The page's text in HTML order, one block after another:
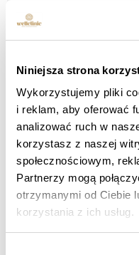
Niniejsza strona
Wykorzystujemy pliki
i reklam, aby oferować
analizować ruch w
korzystasz z naszej
społecznościowym,
Partnerzy mogą
otrzymanymi od Ciebie
korzystania z ich usług.
mechaniczną –
stali i termiczną –
elastyny w skórze i
elastyczność skóry.
WWellcliniczabieg
szczegółowym
celu wykluczenia
Następnie skórę
dezynfekcji. Należy
obszaru zastosowania.